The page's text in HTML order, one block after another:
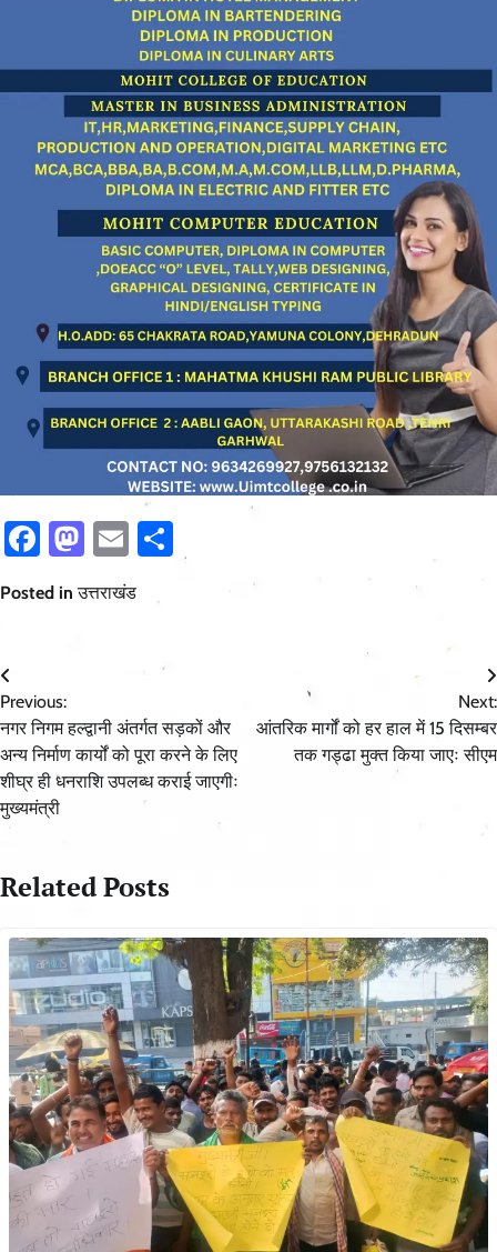
Facebook
Mastodon
Email
Posted inउत्तराखंड
Post
navigation
Previous:
नगर निगम हल्द्वानी अंतर्गत सड़कों और
अन्य निर्माण कार्यों को पूरा करने के लिए
शीघ्र ही धनराशि उपलब्ध कराई जाएगीः
मुख्यमंत्री
Next:
आंतरिक मार्गों को हर हाल में 15 दिसम्बर
तक गड्ढा मुक्त किया जाएः सीएम
Related Posts